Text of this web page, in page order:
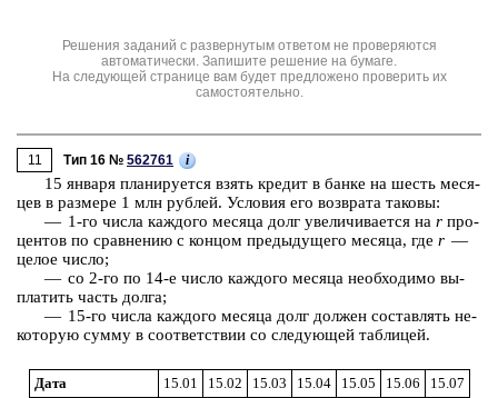
Решения заданий с развернутым ответом не проверяются
автоматически. Запишите решение на бумаге.
На следующей странице вам будет предложено проверить их
самостоятельно.
11 Тип 16 № 562761 i
15 ян­ва­ря пла­ни­ру­ет­ся взять кре­дит в банке на шесть ме­ся­
цев в раз­ме­ре 1 млн руб­лей. Усло­вия его воз­вра­та та­ко­вы:
— 1-⁠го числа каж­до­го ме­ся­ца долг уве­ли­чи­ва­ет­ся на r про­
цен­тов по срав­не­нию с кон­цом преды­ду­ще­го ме­ся­ца, где r —
целое число;
— со 2-⁠го по 14-⁠е число каж­до­го ме­ся­ца не­об­хо­ди­мо вы­
пла­тить часть долга;
— 15-⁠го числа каж­до­го ме­ся­ца долг дол­жен со­став­лять не­
ко­то­рую сумму в со­от­вет­ствии со сле­ду­ю­щей таб­ли­цей.
Дата 15.01 15.02 15.03 15.04 15.05 15.06
15.07